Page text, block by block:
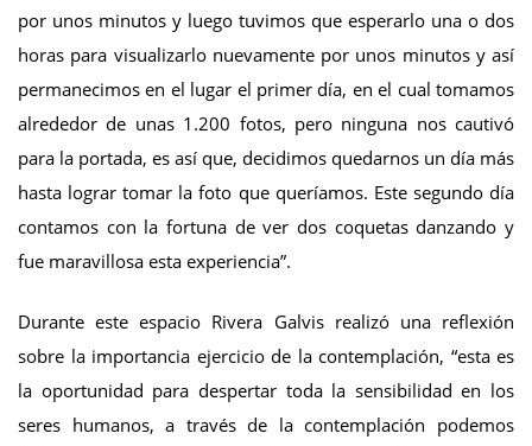
por unos minutos y luego tuvimos que esperarlo una o dos
horas para visualizarlo nuevamente por unos minutos y así
permanecimos en el lugar el primer día, en el cual tomamos
alrededor de unas 1.200 fotos, pero ninguna nos cautivó
para la portada, es así que, decidimos quedarnos un día más
hasta lograr tomar la foto que queríamos. Este segundo día
contamos con la fortuna de ver dos coquetas danzando y
fue maravillosa esta experiencia”.
Durante este espacio Rivera Galvis realizó una reflexión
sobre la importancia ejercicio de la contemplación, “esta es
la oportunidad para despertar toda la sensibilidad en los
seres humanos, a través de la contemplación podemos